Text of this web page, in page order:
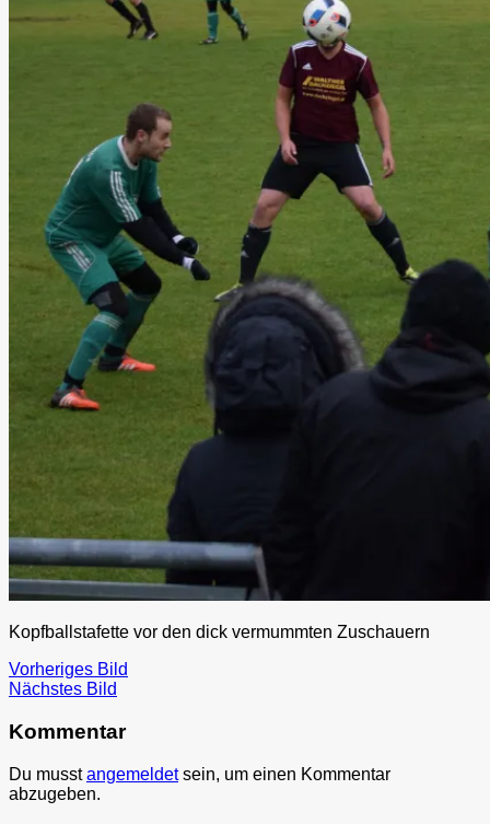
Kopfballstafette vor den dick vermummten Zuschauern
Vorheriges Bild
Nächstes Bild
Kommentar
Du musstangemeldetsein, um einen Kommentar
abzugeben.